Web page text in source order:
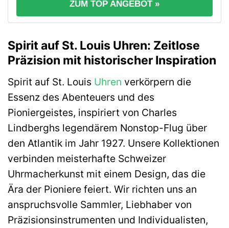
ZUM TOP ANGEBOT »
Spirit auf St. Louis Uhren: Zeitlose
Präzision mit historischer Inspiration
Spirit auf St. Louis Uhren verkörpern die
Essenz des Abenteuers und des
Pioniergeistes, inspiriert von Charles
Lindberghs legendärem Nonstop-Flug über
den Atlantik im Jahr 1927. Unsere Kollektionen
verbinden meisterhafte Schweizer
Uhrmacherkunst mit einem Design, das die
Ära der Pioniere feiert. Wir richten uns an
anspruchsvolle Sammler, Liebhaber von
Präzisionsinstrumenten und Individualisten,